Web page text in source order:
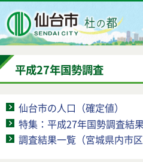
平成27年国勢調査
仙台市の人口（確定値）
特集：平成27年国勢調査結果
調査結果一覧（宮城県内市区